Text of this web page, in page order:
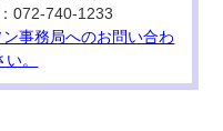
072-740-1233
事務局へのお問い合わ
。